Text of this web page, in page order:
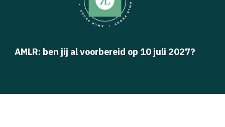
AMLR: ben jij al voorbereid op 10 juli 2027?